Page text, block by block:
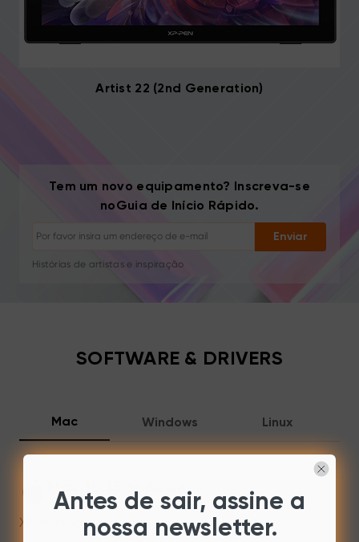
Artist 22 (2nd Generation)
Tem um novo equipamento? Inscreva-se
noGuia de Início Rápido.
Enviar
Cancelar inscrição: Um clique a qualquer momento
Tutoriais de desenho
Novos lançamentos e ofertas
Histórias de artistas e inspiração
Seu e-mail é usado apenas para o conteúdo solicitado
SOFTWARE & DRIVERS
Mac Windows Linux
Mac 10.13 or newer
XPPenMac_4.0.18_260723
Antes de sair, assine a
nossa newsletter.